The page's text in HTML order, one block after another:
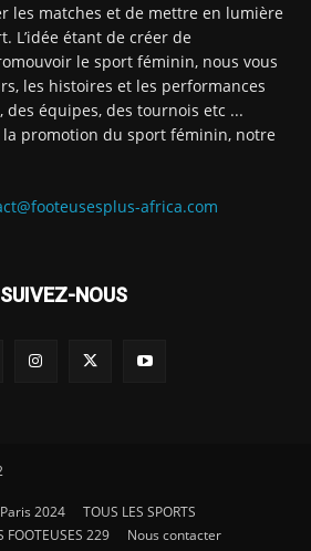
les matches et de mettre en lumière
L’idée étant de créer de
le sport féminin, nous vous
les histoires et les performances
des équipes, des tournois etc ...
la promotion du sport féminin, notre
africa.com
SUIVEZ-NOUS
Paris 2024
TOUS LES SPORTS
FOOTEUSES 229 Nous contacter